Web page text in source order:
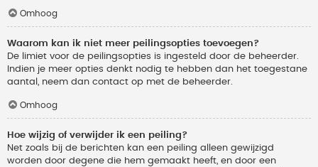
Omhoog
Waarom kan ik niet meer peilingsopties toevoegen?
De limiet voor de peilingsopties is ingesteld door de beheerder.
Indien je meer opties denkt nodig te hebben dan het toegestane
aantal, neem dan contact op met de beheerder.
Omhoog
Hoe wijzig of verwijder ik een peiling?
Net zoals bij de berichten kan een peiling alleen gewijzigd
worden door degene die hem gemaakt heeft, en door een